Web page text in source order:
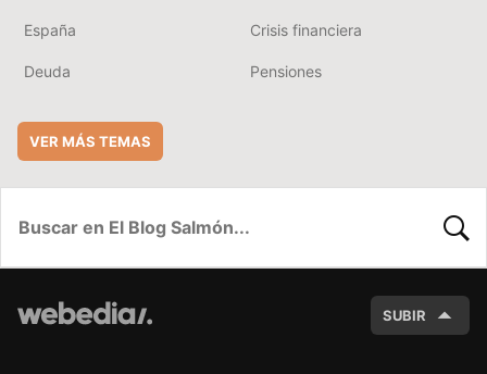
España Crisis financiera
Deuda Pensiones
VER MÁS TEMAS
SUBIR